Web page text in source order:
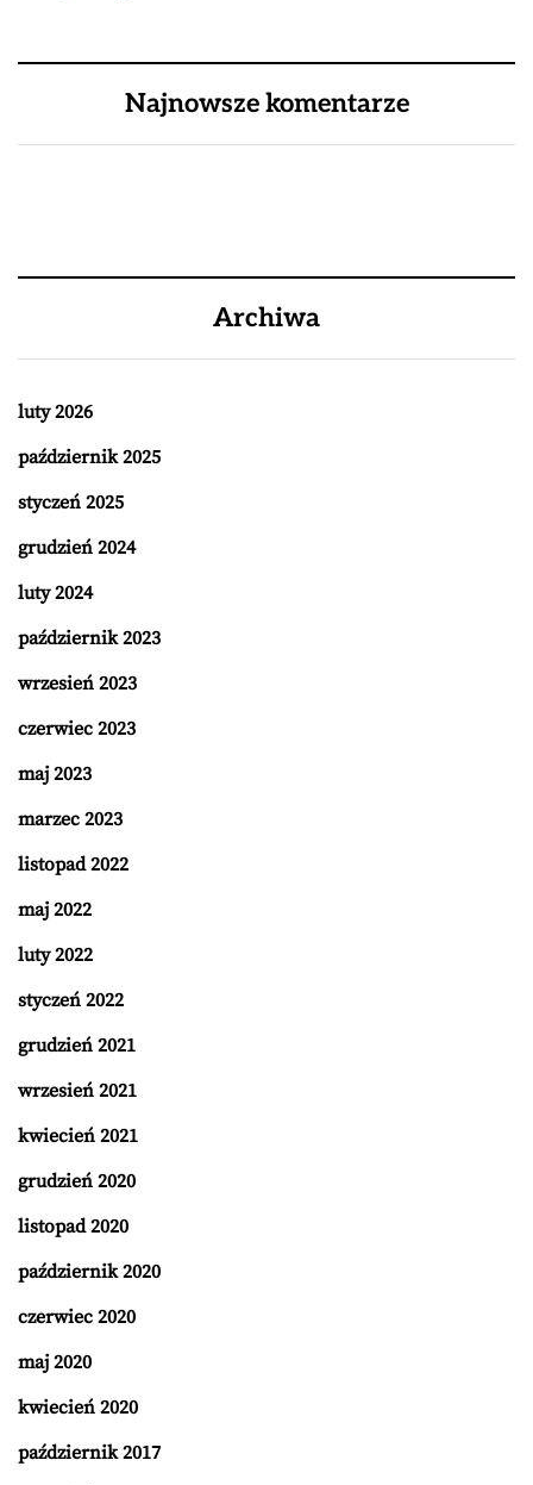
Najnowsze komentarze
Archiwa
luty 2026
październik 2025
styczeń 2025
grudzień 2024
luty 2024
październik 2023
wrzesień 2023
czerwiec 2023
maj 2023
marzec 2023
listopad 2022
maj 2022
luty 2022
styczeń 2022
grudzień 2021
wrzesień 2021
kwiecień 2021
grudzień 2020
listopad 2020
październik 2020
czerwiec 2020
maj 2020
kwiecień 2020
październik 2017